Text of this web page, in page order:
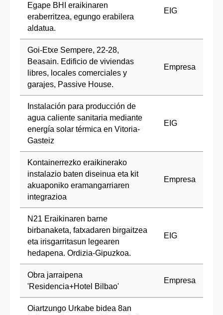
Egape BHI eraikinaren
eraberritzea, egungo erabilera
aldatua.
EIG
Goi-Etxe Sempere, 22-28,
Beasain. Edificio de viviendas
libres, locales comerciales y
garajes, Passive House.
Empresa
Instalación para producción de
agua caliente sanitaria mediante
energía solar térmica en Vitoria-
Gasteiz
EIG
Kontainerrezko eraikinerako
instalazio baten diseinua eta kit
akuaponiko eramangarriaren
integrazioa
Empresa
N21 Eraikinaren barne
birbanaketa, fatxadaren birgaitzea
eta irisgarritasun legearen
hedapena. Ordizia-Gipuzkoa.
EIG
Obra jarraipena
'Residencia+Hotel Bilbao'
Empresa
Oiartzungo Urkabe bidea 8an